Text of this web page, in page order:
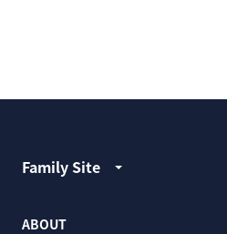
Family Site
ABOUT